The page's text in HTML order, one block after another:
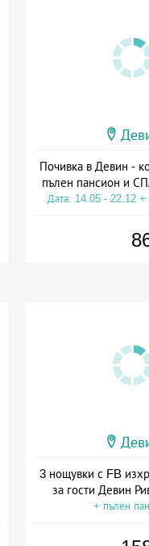
Почивка в Девин -
пълен пансион и
Дата: 14.05 - 22.12 +
3 нощувки с FB
за гости Девин
+ пълен